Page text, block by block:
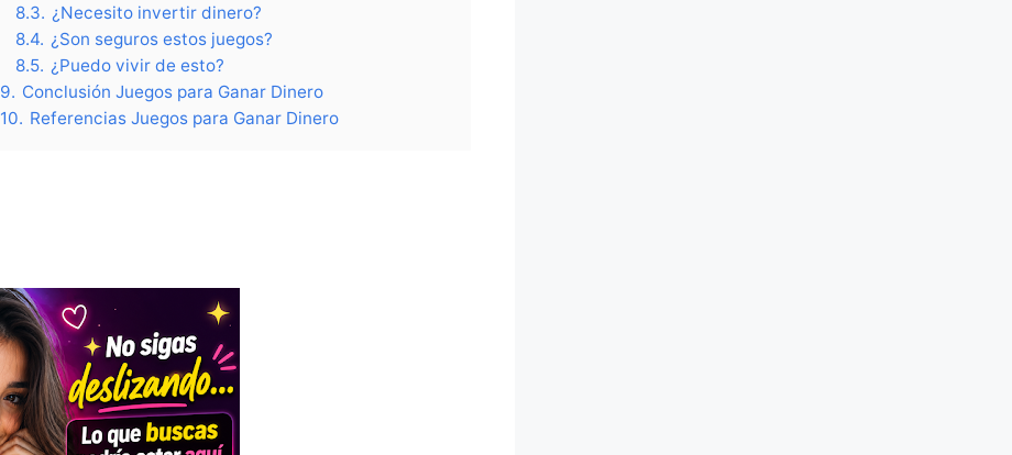
8.3. ¿Necesito invertir dinero?
8.4. ¿Son seguros estos juegos?
8.5. ¿Puedo vivir de esto?
9. Conclusión Juegos para Ganar Dinero
10. Referencias Juegos para Ganar Dinero